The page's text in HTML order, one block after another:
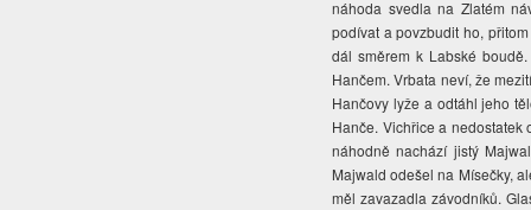
náhoda svedla na Zlatém
podívat a povzbudit ho,
dál směrem k Labské
Hančem. Vrbata neví, že
Hančovy lyže a odtáhl jeho
Hanče. Vichřice a
náhodně nachází jistý
Majwald odešel na Mísečky,
měl zavazadla závodníků.